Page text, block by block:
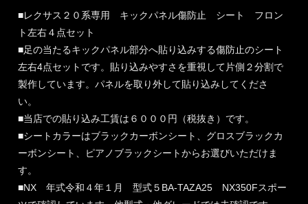
■レクサス２０系専用 キックパネル傷防止 シート フロン
ト左右４点セット
■足の当たるキックパネル部分へ貼り込みする傷防止のシート
左右4点セットです。貼り込みやすさを重視して片側２分割で
製作しています。パネルを取り外して貼り込みしてくださ
い。
■当店での貼り込み工賃は６０００円（税抜き）です。
■シートカラーはブラックカーボンシート、グロスブラックカ
ーボンシート、ピアノブラックシートからお選びいただけま
す。
■NX 年式令和４年１月 型式５BA-TAZA25 NX350Fスポー